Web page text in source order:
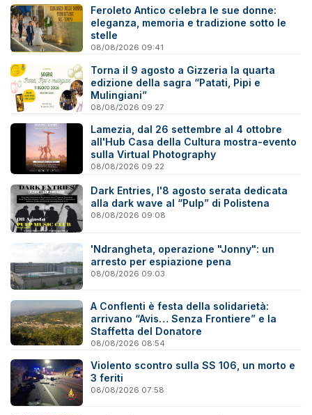
Feroleto Antico celebra le sue donne:
eleganza, memoria e tradizione sotto le
stelle
08/08/2026 09:41
Torna il 9 agosto a Gizzeria la quarta
edizione della sagra “Patati, Pipi e
Mulingiani”
08/08/2026 09:27
Lamezia, dal 26 settembre al 4 ottobre
all'Hub Casa della Cultura mostra-evento
sulla Virtual Photography
08/08/2026 09:22
Dark Entries, l'8 agosto serata dedicata
alla dark wave al “Pulp” di Polistena
08/08/2026 09:08
'Ndrangheta, operazione "Jonny": un
arresto per espiazione pena
08/08/2026 09:03
A Conflenti è festa della solidarietà:
arrivano “Avis… Senza Frontiere” e la
Staffetta del Donatore
08/08/2026 08:54
Violento scontro sulla SS 106, un morto e
3 feriti
08/08/2026 07:58